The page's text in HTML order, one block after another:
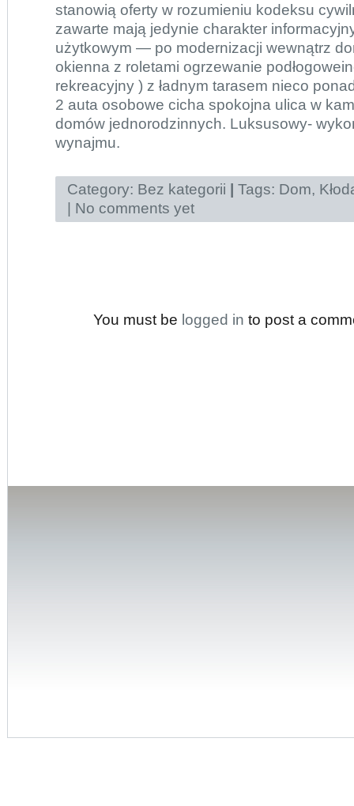
stanowią oferty w rozumieniu kodeksu
zawarte mają jedynie charakter
użytkowym — po modernizacji wewnątrz
okienna z roletami ogrzewanie
rekreacyjny ) z ładnym tarasem nieco
2 auta osobowe cicha spokojna ulica w
domów jednorodzinnych. Luksusowy-
wynajmu.
Category: Bez kategorii Tags: Dom,
No comments yet
You must be logged in to post a